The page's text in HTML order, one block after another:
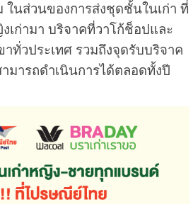
วนของการส่งชุดชั้นในเก่า ที่
เก่ามา บริจาคที่วาโก้ช็อปและ
าทั่วประเทศ รวมถึงจุดรับบริจาค
มารถดำเนินการได้ตลอดทั้งปี